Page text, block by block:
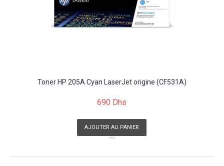
Toner HP 205A Cyan LaserJet origine (CF531A)
690 Dhs
AJOUTER AU PANIER
```